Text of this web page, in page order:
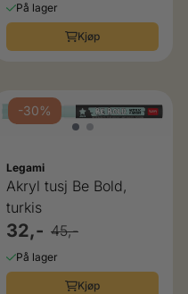
På lager
Kjøp
-30%
Legami
Akryl tusj Be Bold,
turkis
32,- 45,-
På lager
Kjøp